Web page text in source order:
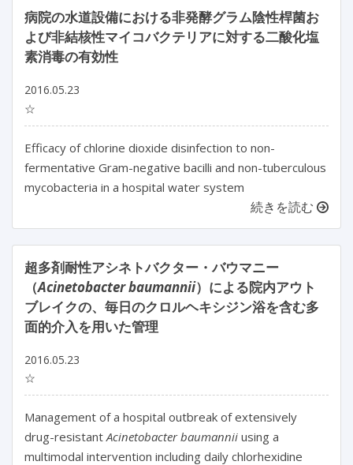
病院の水道設備における非発酵グラム陰性桿菌お
よび非結核性マイコバクテリアに対する二酸化塩
素消毒の有効性
2016.05.23
☆
Efficacy of chlorine dioxide disinfection to non-
fermentative Gram-negative bacilli and non-tuberculous
mycobacteria in a hospital water system
続きを読む
超多剤耐性アシネトバクター・バウマニー
（Acinetobacter baumannii）による院内アウト
ブレイクの、毎日のクロルヘキシジン浴を含む多
面的介入を用いた管理
2016.05.23
☆
Management of a hospital outbreak of extensively
drug-resistant Acinetobacter baumannii using a
multimodal intervention including daily chlorhexidine